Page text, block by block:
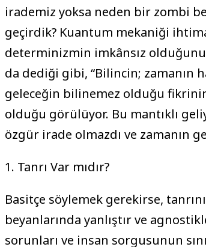
irademiz yoksa neden bir zombi
geçirdik? Kuantum mekaniği
determinizmin imkânsız olduğunu
da dediği gibi, “Bilincin; zamanın
geleceğin bilinemez olduğu fikrinin
olduğu görülüyor. Bu mantıklı
özgür irade olmazdı ve zamanın
1. Tanrı Var mıdır?
Basitçe söylemek gerekirse,
beyanlarında yanlıştır ve
sorunları ve insan sorgusunun